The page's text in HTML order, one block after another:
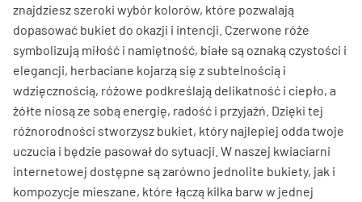
znajdziesz szeroki wybór kolorów, które pozwalają
dopasować bukiet do okazji i intencji. Czerwone róże
symbolizują miłość i namiętność, białe są oznaką czystości i
elegancji, herbaciane kojarzą się z subtelnością i
wdzięcznością, różowe podkreślają delikatność i ciepło, a
żółte niosą ze sobą energię, radość i przyjaźń. Dzięki tej
różnorodności stworzysz bukiet, który najlepiej odda twoje
uczucia i będzie pasował do sytuacji. W naszej kwiaciarni
internetowej dostępne są zarówno jednolite bukiety, jak i
kompozycje mieszane, które łączą kilka barw w jednej